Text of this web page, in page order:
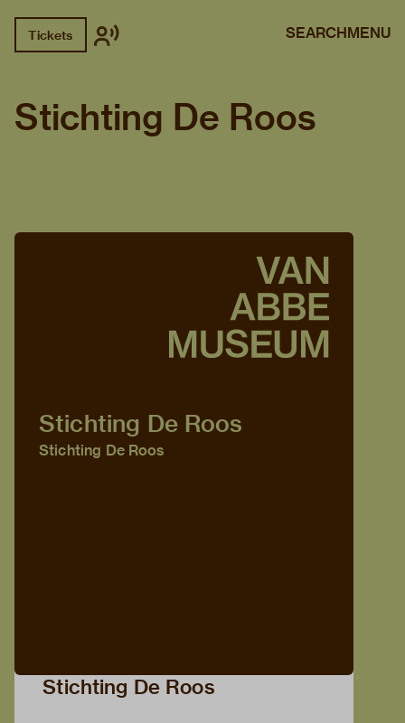
Tickets SEARCHMENU
Stichting De Roos
Stichting De Roos
Stichting De Roos
Stichting De Roos